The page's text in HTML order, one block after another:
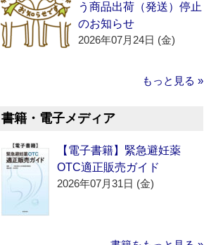
う商品出荷（発送）停止
のお知らせ
2026年07月24日 (金)
もっと見る »
書籍・電子メディア
【電子書籍】緊急避妊薬
OTC適正販売ガイド
2026年07月31日 (金)